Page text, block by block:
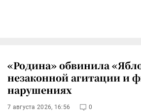
«Родина» обвинила
незаконной агитации и
нарушениях
7 августа 2026, 16:56 0